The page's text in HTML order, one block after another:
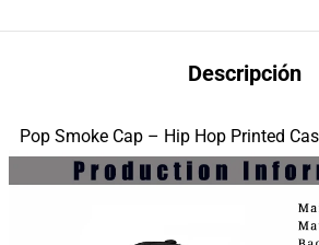
Descripción
Pop Smoke Cap – Hip Hop Printed